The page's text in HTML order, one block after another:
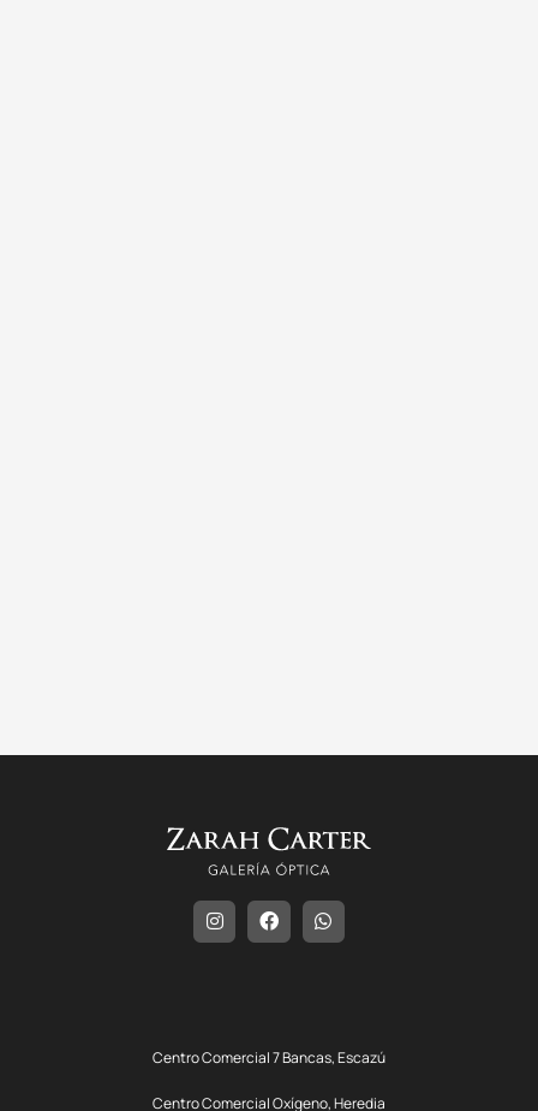
Centro Comercial 7 Bancas, Escazú
Centro Comercial Oxígeno, Heredia